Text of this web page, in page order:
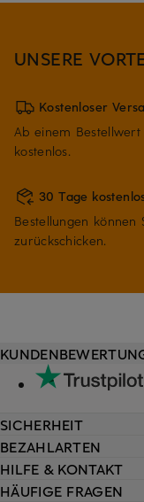
UNSERE
Kostenloser
Ab einem
kostenlos.
30 Tage
Bestellungen können
zurückschicken.
HILFE & KONTAKT
HÄUFIGE FRAGEN
SICHERHEIT
BEZAHLARTEN